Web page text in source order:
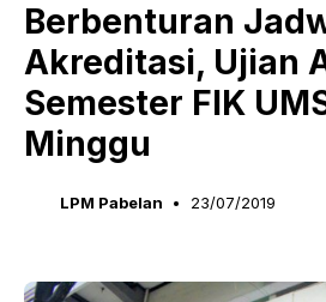
Berbenturan
Akreditasi, Ujian
Semester FIK
Minggu
LPM Pabelan 23/07/2019